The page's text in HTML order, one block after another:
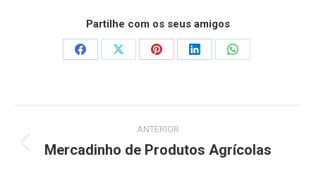
Partilhe com os seus amigos
Share
Share
Share
Share
Share
navigation
ANTERIOR
Previous
Mercadinho de Produtos Agrícolas